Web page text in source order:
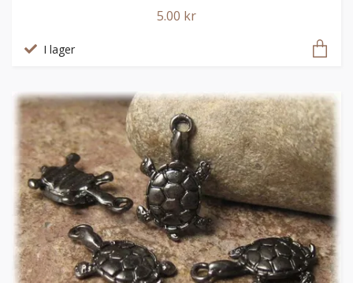
5.00 kr
I lager